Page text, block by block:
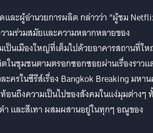
ละผู้อำนวยการผลิต กล่าวว่า “ผู้ชม
ามร่วมสมัยและความหลากหลายของ
เป็นเมืองใหญ่ที่เต็มไปด้วยอาคารสถานที่ใ
ตในชุมชนตามตรอกซอกซอยผ่านเรื่องราวแ
ครในซีรีส์เรื่อง Bangkok Breaking มหา
อนถึงความเป็นไปของสังคมในแง่มุมต่างๆ
ำ และสีเทา ผสมผสานอยู่ในทุกๆ อณูของ